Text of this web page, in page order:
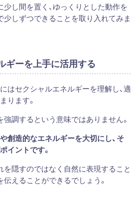
少し間を置く、ゆっくりとした動作を
少しずつできることを取り入れてみま
ーを上手に活用する
はセクシャルエネルギーを理解し、適
ります。
強調するという意味ではありません。
創造的なエネルギーを大切にし、そ
イントです。
を隠すのではなく自然に表現すること
伝えることができるでしょう。